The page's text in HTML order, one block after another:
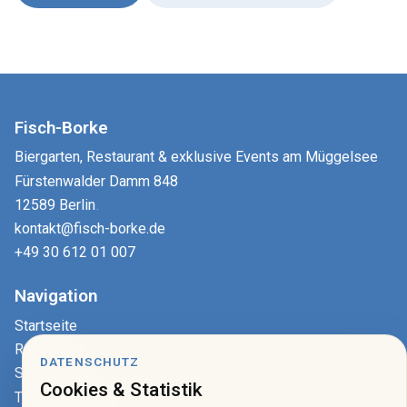
Fisch-Borke
Biergarten, Restaurant & exklusive Events am Müggelsee
Fürstenwalder Damm 848
12589 Berlin
kontakt@fisch-borke.de
+49 30 612 01 007
Navigation
Startseite
Restaurant
Speisekarte
Tisch reservieren
DATENSCHUTZ
Cookies & Statistik